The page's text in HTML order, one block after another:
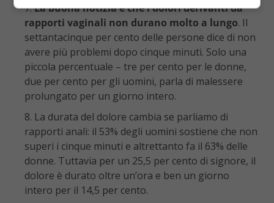
La buona notizia è che i dolori derivanti da
rapporti vaginali non durano molto a lungo. Il
settantacinque per cento delle persone dice di non
avere più problemi dopo cinque minuti. Solo una
piccola percentuale – tre per cento per le donne,
due per cento per gli uomini, parla di malessere
prolungato per un giorno intero.
La durata del dolore cambia se parliamo di
rapporti anali: il 53% degli uomini sostiene che non
superi i cinque minuti e altrettanto fa il 63% delle
donne. Tuttavia per un 25,5 per cento di signore, il
dolore è durato oltre un’ora e ben un giorno
intero per il 14,5 per cento.